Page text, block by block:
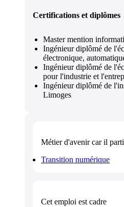
Certifications et diplômes
Master mention
Ingénieur diplômé de
électronique,
Ingénieur diplômé de
pour l'industrie et
Ingénieur diplômé de
Limoges
Métier d'avenircar il
Transition numérique
Cet emploi estcadre